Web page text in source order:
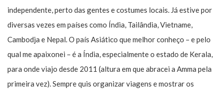
independente, perto das gentes e costumes locais. Já estive por
diversas vezes em países como Índia, Tailândia, Vietname,
Cambodja e Nepal. O país Asiático que melhor conheço – e pelo
qual me apaixonei – é a Índia, especialmente o estado de Kerala,
para onde viajo desde 2011 (altura em que abracei a Amma pela
primeira vez). Sempre quis organizar viagens e mostrar os